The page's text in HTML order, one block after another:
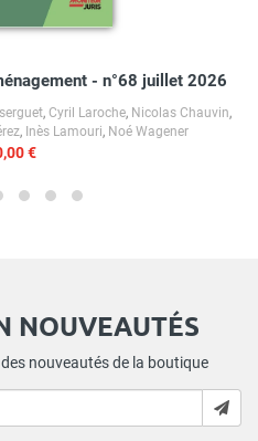
- n°68 juillet 2026
, Cyril Laroche, Nicolas Chauvin,
, Inès Lamouri, Noé Wagener
€
NOUVEAUTÉS
nouveautés de la boutique